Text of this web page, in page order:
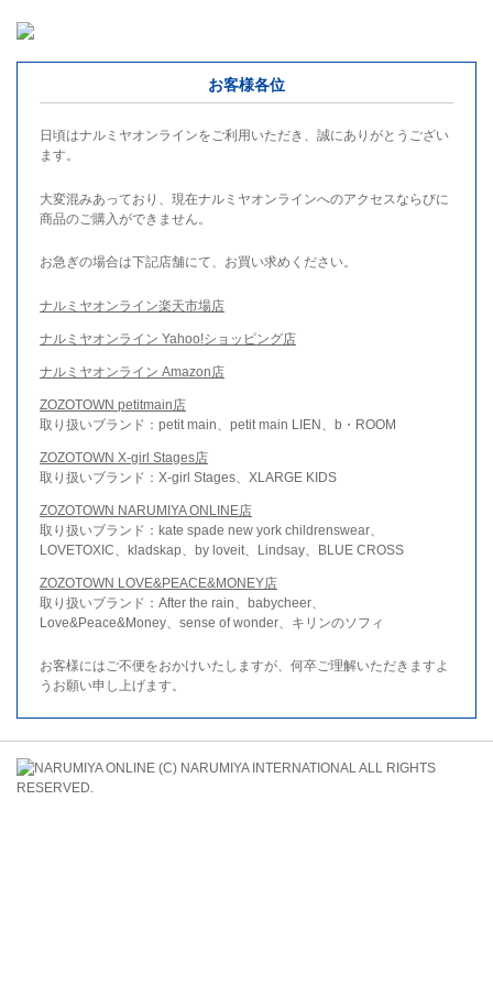
お客様各位
日頃はナルミヤオンラインをご利用いただき、誠にありがとうござい
ます。
大変混みあっており、現在ナルミヤオンラインへのアクセスならびに
商品のご購入ができません。
お急ぎの場合は下記店舗にて、お買い求めください。
ナルミヤオンライン楽天市場店
ナルミヤオンライン Yahoo!ショッピング店
ナルミヤオンライン Amazon店
ZOZOTOWN petitmain店
取り扱いブランド：petit main、petit main LIEN、b・ROOM
ZOZOTOWN X-girl Stages店
取り扱いブランド：X-girl Stages、XLARGE KIDS
ZOZOTOWN NARUMIYA ONLINE店
取り扱いブランド：kate spade new york childrenswear、
LOVETOXIC、kladskap、by loveit、Lindsay、BLUE CROSS
ZOZOTOWN LOVE&PEACE&MONEY店
取り扱いブランド：After the rain、babycheer、
Love&Peace&Money、sense of wonder、キリンのソフィ
お客様にはご不便をおかけいたしますが、何卒ご理解いただきますよ
うお願い申し上げます。